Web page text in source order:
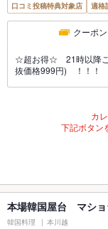
口コミ投稿特典対象店 適格
クーポン
☆超お得☆ 21時以降ご
抜価格999円) ！！！
カ
下記ボタン
本場韓国屋台 マシ
韓国料理 本川越